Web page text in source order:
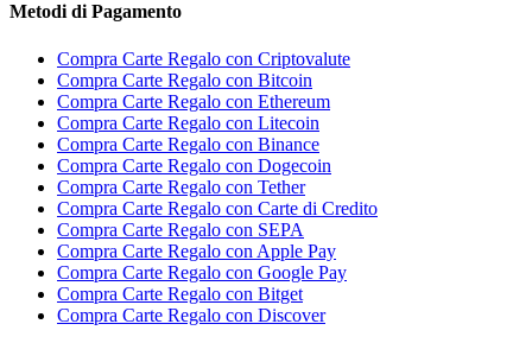
Metodi di Pagamento
Compra Carte Regalo con Criptovalute
Compra Carte Regalo con Bitcoin
Compra Carte Regalo con Ethereum
Compra Carte Regalo con Litecoin
Compra Carte Regalo con Binance
Compra Carte Regalo con Dogecoin
Compra Carte Regalo con Tether
Compra Carte Regalo con Carte di Credito
Compra Carte Regalo con SEPA
Compra Carte Regalo con Apple Pay
Compra Carte Regalo con Google Pay
Compra Carte Regalo con Bitget
Compra Carte Regalo con Discover